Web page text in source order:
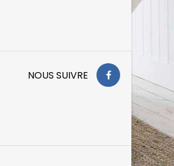
NOUS SUIVRE